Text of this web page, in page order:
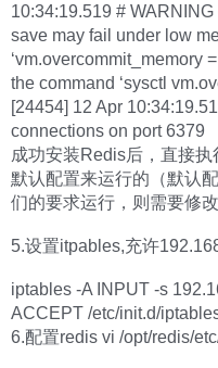
10:34:19.519 #
save may fail under low
‘vm.overcommit_memory
the command ‘sysctl
[24454] 12 Apr
connections on port 6379
成功安装Redis后，直接
默认配置来运行的（默认
们的要求运行，则需要修
5.设置itpables,充许
iptables -A INPUT -s
ACCEPT /etc/init.d/
6.配置redis vi /opt/redis/